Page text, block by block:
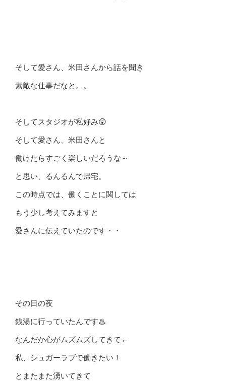
そして愛さん、米田さんから話を聞き
素敵な仕事だなと。。
そしてスタジオが私好み😲
そして愛さん、米田さんと
働けたらすごく楽しいだろうな～
と思い、るんるんで帰宅。
この時点では、働くことに関しては
もう少し考えてみますと
愛さんに伝えていたのです・・
その日の夜
銭湯に行っていたんです♨
なんだか心がムズムズしてきて←
私、シュガーラブで働きたい！
とまたまた湧いてきて